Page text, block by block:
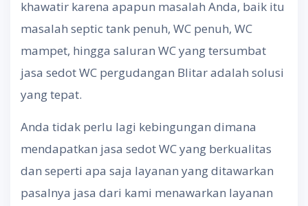
khawatir karena apapun masalah Anda, baik itu
masalah septic tank penuh, WC penuh, WC
mampet, hingga saluran WC yang tersumbat
jasa sedot WC pergudangan Blitar adalah solusi
yang tepat.
Anda tidak perlu lagi kebingungan dimana
mendapatkan jasa sedot WC yang berkualitas
dan seperti apa saja layanan yang ditawarkan
pasalnya jasa dari kami menawarkan layanan